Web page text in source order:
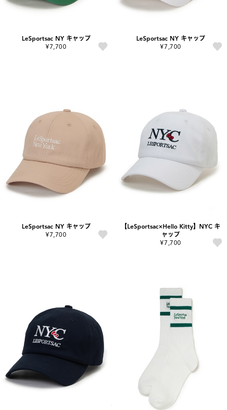
LeSportsac NY キャップ
¥7,700
LeSportsac NY キャップ
¥7,700
LeSportsac NY キャップ
¥7,700
【LeSportsac×Hello Kitty】NYC キ
ャップ
¥7,700